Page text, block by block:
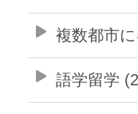
複数都市
語学留学